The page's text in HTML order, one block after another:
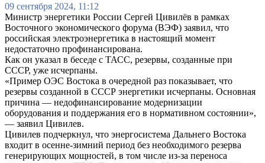
09 сентября 2024, 11:12
Министр энергетики России Сергей Цивилёв в рамках
Восточного экономического форума (ВЭФ) заявил, что
российская электроэнергетика в настоящий момент
недостаточно профинансирована.
Как он указал в беседе с ТАСС, резервы, созданные при
СССР, уже исчерпаны.
«Пример ОЭС Востока в очередной раз показывает, что
резервы созданной в СССР энергетики исчерпаны. Основная
причина — недофинансирование модернизации
оборудования и поддержания его в нормативном состоянии»,
— заявил Цивилев.
Цивилев подчеркнул, что энергосистема Дальнего Востока
входит в осенне-зимний период без необходимого резерва
генерирующих мощностей, в том числе из-за переноса